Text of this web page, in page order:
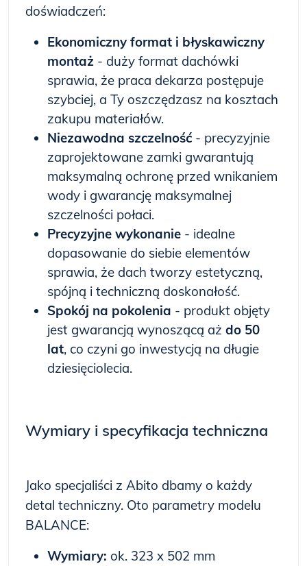
doświadczeń:
Ekonomiczny format i błyskawiczny
montaż - duży format dachówki
sprawia, że praca dekarza postępuje
szybciej, a Ty oszczędzasz na kosztach
zakupu materiałów.
Niezawodna szczelność - precyzyjnie
zaprojektowane zamki gwarantują
maksymalną ochronę przed wnikaniem
wody i gwarancję maksymalnej
szczelności połaci.
Precyzyjne wykonanie - idealne
dopasowanie do siebie elementów
sprawia, że dach tworzy estetyczną,
spójną i techniczną doskonałość.
Spokój na pokolenia - produkt objęty
jest gwarancją wynoszącą aż do 50
lat, co czyni go inwestycją na długie
dziesięciolecia.
Wymiary i specyfikacja techniczna
Jako specjaliści z Abito dbamy o każdy
detal techniczny. Oto parametry modelu
BALANCE:
Wymiary: ok. 323 x 502 mm